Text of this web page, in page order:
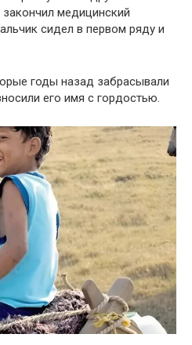
медицинский
сидел в первом ряду и
годы назад забрасывали
его имя с гордостью.